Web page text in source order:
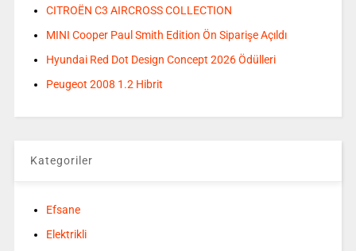
CITROËN C3 AIRCROSS COLLECTION
MINI Cooper Paul Smith Edition Ön Siparişe Açıldı
Hyundai Red Dot Design Concept 2026 Ödülleri
Peugeot 2008 1.2 Hibrit
Kategoriler
Efsane
Elektrikli